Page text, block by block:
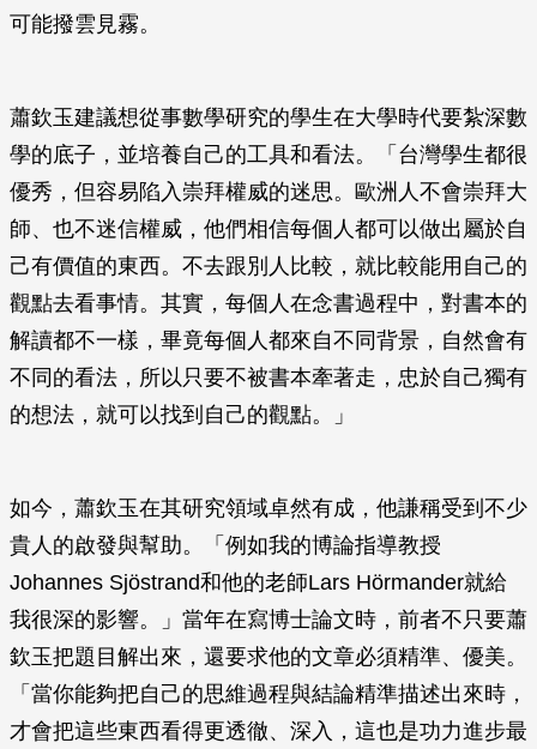
可能撥雲見霧。
蕭欽玉建議想從事數學研究的學生在大學時代要紮深數
學的底子，並培養自己的工具和看法。「台灣學生都很
優秀，但容易陷入崇拜權威的迷思。歐洲人不會崇拜大
師、也不迷信權威，他們相信每個人都可以做出屬於自
己有價值的東西。不去跟別人比較，就比較能用自己的
觀點去看事情。其實，每個人在念書過程中，對書本的
解讀都不一樣，畢竟每個人都來自不同背景，自然會有
不同的看法，所以只要不被書本牽著走，忠於自己獨有
的想法，就可以找到自己的觀點。」
如今，蕭欽玉在其研究領域卓然有成，他謙稱受到不少
貴人的啟發與幫助。「例如我的博論指導教授
Johannes Sjöstrand和他的老師Lars Hörmander就給
我很深的影響。」當年在寫博士論文時，前者不只要蕭
欽玉把題目解出來，還要求他的文章必須精準、優美。
「當你能夠把自己的思維過程與結論精準描述出來時，
才會把這些東西看得更透徹、深入，這也是功力進步最